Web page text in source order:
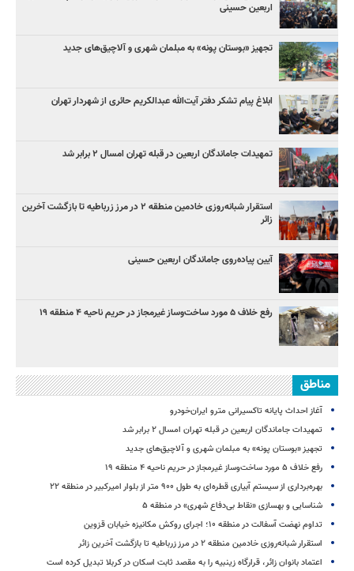
اربعین حسینی
تجهیز «بوستان پونه» به مبلمان شهری و آلاچیق‌های جدید
ابلاغ پیام تشکر دفتر آیت‌الله عبدالکریم حائری از شهردار تهران
تمهیدات جاماندگان اربعین در قبله تهران امسال ۲ برابر شد
استقرار شبانه‌روزی خادمین منطقه ۲ در مرز زرباطیه تا بازگشت آخرین
زائر
آیین پیاده‌روی جاماندگان اربعین حسینی
رفع خلاف ۵ مورد ساخت‌وساز غیرمجاز در حریم ناحیه ۴ منطقه ۱۹
مناطق
آغاز احداث پایانه تاکسیرانی مترو ایران‌خودرو
تمهیدات جاماندگان اربعین در قبله تهران امسال ۲ برابر شد
تجهیز «بوستان پونه» به مبلمان شهری و آلاچیق‌های جدید
رفع خلاف ۵ مورد ساخت‌وساز غیرمجاز در حریم ناحیه ۴ منطقه ۱۹
بهره‌برداری از سیستم آبیاری قطره‌ای به طول ۹۰۰ متر از بلوار امیرکبیر در منطقه ۲۲
شناسایی و بهسازی «نقاط بی‌دفاع شهری» در منطقه ۵
تداوم نهضت آسفالت در منطقه ۱۰؛ اجرای روکش مکانیزه خیابان قزوین
استقرار شبانه‌روزی خادمین منطقه ۲ در مرز زرباطیه تا بازگشت آخرین زائر
اعتماد بانوان زائر، قرارگاه زینبیه را به مقصد ثابت اسکان در کربلا تبدیل کرده است